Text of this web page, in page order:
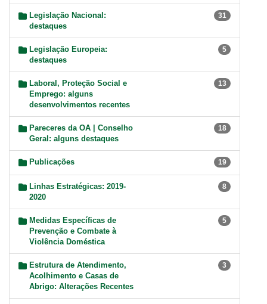
Legislação Nacional:
destaques
31
Legislação Europeia:
destaques
5
Laboral, Proteção Social e
Emprego: alguns
desenvolvimentos recentes
13
Pareceres da OA | Conselho
Geral: alguns destaques
18
Publicações 19
Linhas Estratégicas: 2019-
2020
8
Medidas Específicas de
Prevenção e Combate à
Violência Doméstica
5
Estrutura de Atendimento,
Acolhimento e Casas de
Abrigo: Alterações Recentes
3